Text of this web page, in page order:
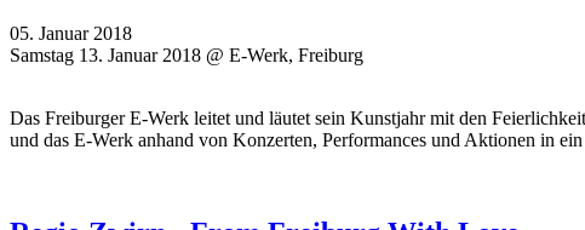
05. Januar 2018
Samstag 13. Januar 2018 @ E-Werk, Freiburg
Das Freiburger E-Werk leitet und läutet sein Kunstjahr mit den
und das E-Werk anhand von Konzerten, Performances und Aktionen in